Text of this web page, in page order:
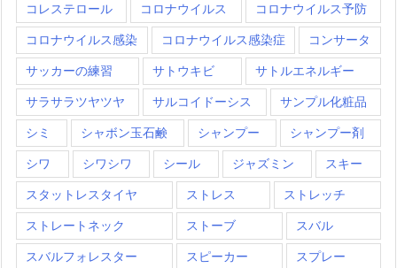
コレステロール コロナウイルス コロナウイルス予防
コロナウイルス感染 コロナウイルス感染症 コンサータ
サッカーの練習 サトウキビ サトルエネルギー
サラサラツヤツヤ サルコイドーシス サンプル化粧品
シミ シャボン玉石鹸 シャンプー シャンプー剤
シワ シワシワ シール ジャズミン スキー
スタットレスタイヤ ストレス ストレッチ
ストレートネック ストーブ スバル
スバルフォレスター スピーカー スプレー